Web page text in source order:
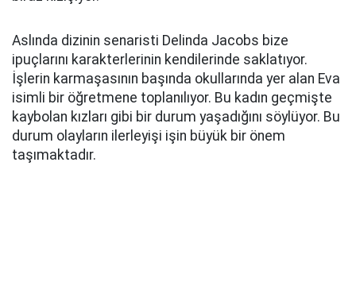
Aslında dizinin senaristi Delinda Jacobs bize
ipuçlarını karakterlerinin kendilerinde saklatıyor.
İşlerin karmaşasının başında okullarında yer alan Eva
isimli bir öğretmene toplanılıyor. Bu kadın geçmişte
kaybolan kızları gibi bir durum yaşadığını söylüyor. Bu
durum olayların ilerleyişi işin büyük bir önem
taşımaktadır.